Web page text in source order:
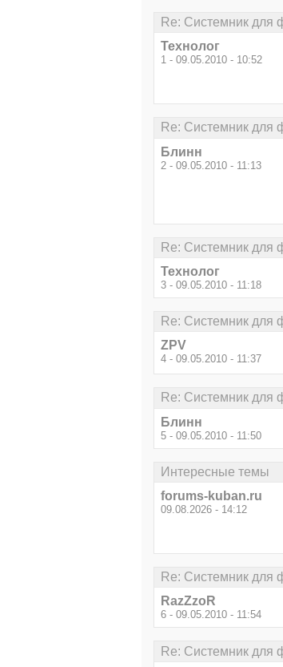
Re: Системник для
Технолог
1 - 09.05.2010 - 10:52
Re: Системник для
Блинн
2 - 09.05.2010 - 11:13
Re: Системник для
Технолог
3 - 09.05.2010 - 11:18
Re: Системник для
ZPV
4 - 09.05.2010 - 11:37
Re: Системник для
Блинн
5 - 09.05.2010 - 11:50
Интересные темы
forums-kuban.ru
09.08.2026 - 14:12
Re: Системник для
RazZzoR
6 - 09.05.2010 - 11:54
Re: Системник для